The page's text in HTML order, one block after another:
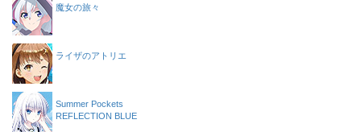
魔女の旅々
ライザのアトリエ
Summer Pockets
REFLECTION BLUE